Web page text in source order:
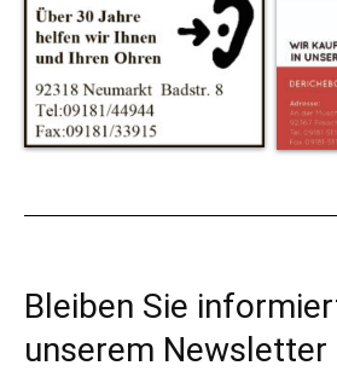
Bleiben Sie
unserem Newsletter